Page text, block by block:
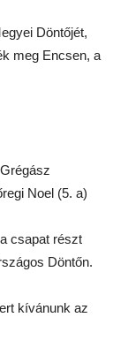
Döntőjét,
meg Encsen, a
Noel (5. a)
csapat részt
Döntőn.
kívánunk az